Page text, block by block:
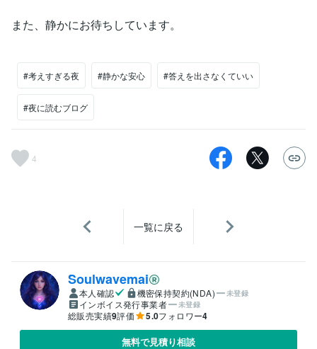
また、静かにお待ちしています。
#考えすぎる夜 #静かな安心 #答えを出さなくていい
#夜に読むブログ
4
一覧に戻る
Soulwavemai
本人確認 機密保持契約(NDA) 未登録
インボイス発行事業者 未登録
総販売実績9評価 5.0フォロワー4
無料で見積り相談